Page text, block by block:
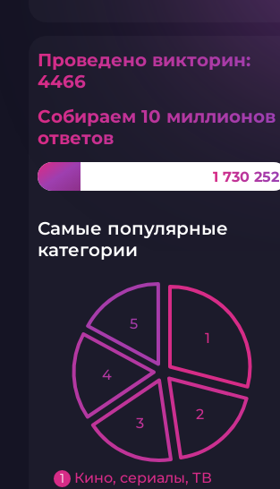
Проведено викторин:
4466
Собираем 10 миллионов
ответов
1 730 252
Самые популярные
категории
1 Кино, сериалы, ТВ
1
2
3
4
5